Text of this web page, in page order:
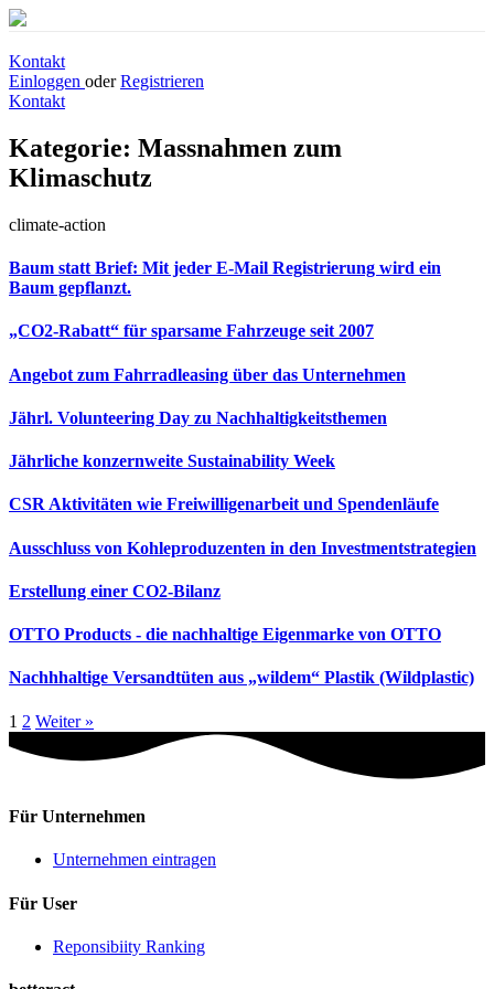
Kontakt
Einloggen oder Registrieren
Kontakt
Kategorie: Massnahmen zum
Klimaschutz
climate-action
Baum statt Brief: Mit jeder E-Mail Registrierung wird ein
Baum gepflanzt.
„CO2-Rabatt“ für sparsame Fahrzeuge seit 2007
Angebot zum Fahrradleasing über das Unternehmen
Jährl. Volunteering Day zu Nachhaltigkeitsthemen
Jährliche konzernweite Sustainability Week
CSR Aktivitäten wie Freiwilligenarbeit und Spendenläufe
Ausschluss von Kohleproduzenten in den Investmentstrategien
Erstellung einer CO2-Bilanz
OTTO Products - die nachhaltige Eigenmarke von OTTO
Nachhhaltige Versandtüten aus „wildem“ Plastik (Wildplastic)
1 2 Weiter »
Für Unternehmen
Unternehmen eintragen
Für User
Reponsibiity Ranking